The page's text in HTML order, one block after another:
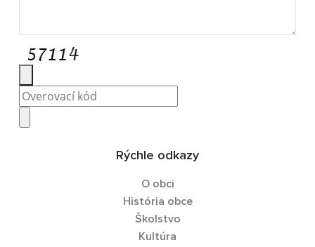
Rýchle odkazy
O obci
História obce
Školstvo
Kultúra